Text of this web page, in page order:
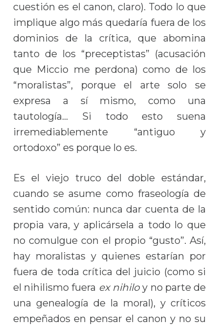
cuestión es el canon, claro). Todo lo que
implique algo más quedaría fuera de los
dominios de la crítica, que abomina
tanto de los “preceptistas” (acusación
que Miccio me perdona) como de los
“moralistas”, porque el arte solo se
expresa a sí mismo, como una
tautología… Si todo esto suena
irremediablemente “antiguo y
ortodoxo” es porque lo es.
Es el viejo truco del doble estándar,
cuando se asume como fraseología de
sentido común: nunca dar cuenta de la
propia vara, y aplicársela a todo lo que
no comulgue con el propio “gusto”. Así,
hay moralistas y quienes estarían por
fuera de toda crítica del juicio (como si
el nihilismo fuera ex nihilo y no parte de
una genealogía de la moral), y críticos
empeñados en pensar el canon y no su